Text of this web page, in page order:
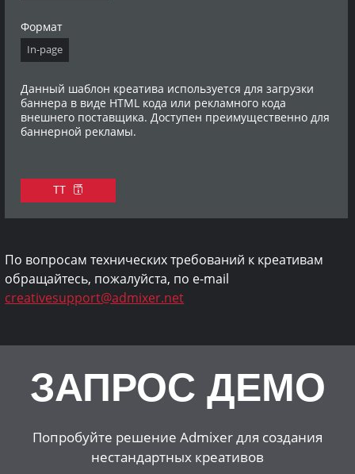
Формат
In-page
Данный шаблон креатива используется для загрузки
баннера в виде HTML кода или рекламного кода
внешнего поставщика. Доступен преимущественно для
баннерной рекламы.
ТТ
По вопросам технических требований к креативам
обращайтесь, пожалуйста, по e-mail
creativesupport@admixer.net
ЗАПРОС ДЕМО
Попробуйте решение Admixer для создания
нестандартных креативов